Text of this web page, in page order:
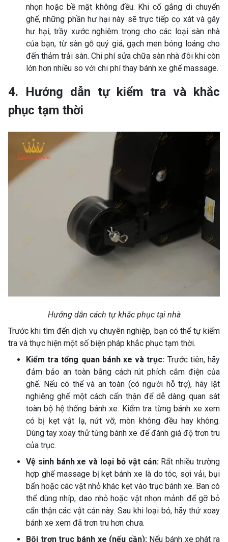
nhọn hoặc bề mặt không đều. Khi cố gắng di chuyển
ghế, những phần hư hại này sẽ trực tiếp cọ xát và gây
hư hại, trầy xước nghiêm trọng cho các loại sàn nhà
của bạn, từ sàn gỗ quý giá, gạch men bóng loáng cho
đến thảm trải sàn. Chi phí sửa chữa sàn nhà đôi khi còn
lớn hơn nhiều so với chi phí thay bánh xe ghế massage.
4. Hướng dẫn tự kiểm tra và khắc
phục tạm thời
Hướng dẫn cách tự khắc phục tại nhà
Trước khi tìm đến dịch vụ chuyên nghiệp, bạn có thể tự kiểm
tra và thực hiện một số biện pháp khắc phục tạm thời.
Kiểm tra tổng quan bánh xe và trục: Trước tiên, hãy
đảm bảo an toàn bằng cách rút phích cắm điện của
ghế. Nếu có thể và an toàn (có người hỗ trợ), hãy lật
nghiêng ghế một cách cẩn thận để dễ dàng quan sát
toàn bộ hệ thống bánh xe. Kiểm tra từng bánh xe xem
có bị kẹt vật lạ, nứt vỡ, mòn không đều hay không.
Dùng tay xoay thử từng bánh xe để đánh giá độ trơn tru
của trục.
Vệ sinh bánh xe và loại bỏ vật cản:Rất nhiều trường
hợp ghế massage bị kẹt bánh xe là do tóc, sợi vải, bụi
bẩn hoặc các vật nhỏ khác kẹt vào trục bánh xe. Ban có
thể dùng nhíp, dao nhỏ hoặc vật nhọn mảnh để gỡ bỏ
cẩn thận các vật cản này. Sau khi loại bỏ, hãy thử xoay
bánh xe xem đã trơn tru hơn chưa.
Bôi trơn trục bánh xe (nếu cần):Nếu bánh xe phát ra